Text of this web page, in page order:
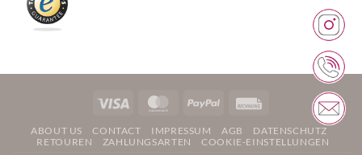
Visa MasterCardPayPal
ABOUT US CONTACT IMPRESSUM AGB
DATENSCHUTZ
RETOUREN
ZAHLUNGSARTEN COOKIE-EINSTELLUNGEN